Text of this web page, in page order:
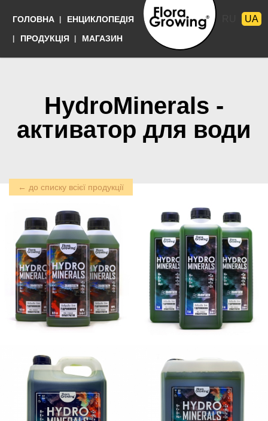
до
основного
Выращивать
UA
ГОЛОВНА
ЕНЦИКЛОПЕДІЯ
ПРОДУКЦІЯ
МАГАЗИН
HydroMinerals -
активатор для води
← до списку всієї продукції